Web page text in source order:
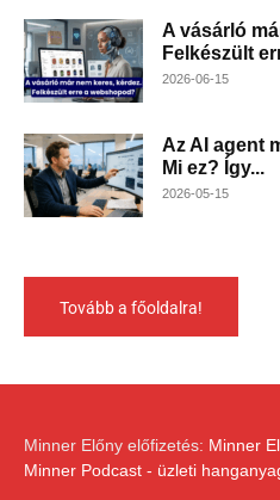
A vásárló
Felkészült
2026-06-15
Az AI agent
Mi ez? Így...
2026-05-15
Tovább a főoldalra!
Minner Előny előfizetés: Minner
Minner Podcast - üzleti